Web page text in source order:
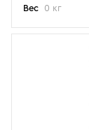
Вес 0 кг